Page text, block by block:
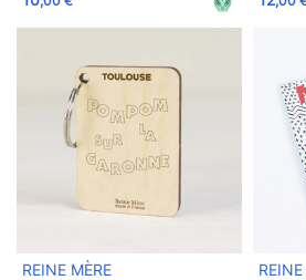
REINE MÈRE